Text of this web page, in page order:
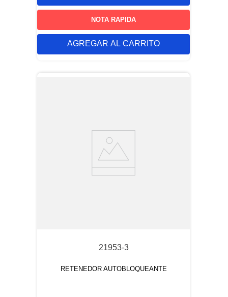
NOTA RAPIDA
AGREGAR AL CARRITO
21953-3
RETENEDOR AUTOBLOQUEANTE